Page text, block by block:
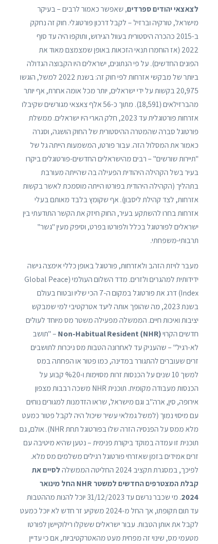
לצאצאי יהודים ספרדים, שאפשר כאמור לרבים – בעיקר
מישראל, טורקיה וברזיל – לקבל דרכון פורטוגלי. חוק זה נחקק
ב-2015 כהכרה היסטורית בעוול הגירוש, ותוקפו היה עד סוף
2022 (אז הוחמרו תנאי הזכאות באופן שמצמצם מאוד את
הפונים החדשים). על פי הנתונים, ישראלים היו הקבוצה הגדולה
ביותר של מבקשי אזרחות לפי חוק זה: בשנת 2022 למשל, הוגשו
20,975 בקשות על ידי ישראלים, יותר מכל אומה אחרת, אף יותר
מהברזילאים (18,591). מתוך כ-56 אלף צאצאי מגורשים שקיבלו
אזרחות פורטוגלית עד 2023, חלק הארי היו ישראלים. ממשלת
פורטוגל סברה שהמטרה ההיסטורית של החוק הושגה, וסגרה
כאמור את המסלול הזה. עבור פורטו, המשמעות הייתה גל של
"תיירות שורשים" – רבים מהישראלים החדשים-פורטוגלים ביקרו
בעיר בשל הקהילה היהודית הפעילה בה שהייתה מעורבת
בתהליך (הקהילה היהודית בפורטו הייתה מוסמכת לאשר בקשות
אזרחות, לצד קהילת ליסבון). אף שקומץ בלבד מאותם בעלי
אזרחות בחרו להשתקע בעיר, החוק חיזק את הקשר התודעתי בין
ישראלים לפורטוגל בכלל ולפורטו בפרט, וסיפק מעין "גשר"
תרבותי-משפחתי.
מעבר לויזת הזהב ולאזרחות, פורטוגל באופן כללי אימצה גישה
ידידותית למהגרים ולזרים. מדד השלום העולמי (Global Peace
Index) דרג את פורטוגל במקום ה-7 הכי שליו ובטוח בעולם
בשנת 2023, מה שהופך אותה ליעד אטרקטיבי למי שמבקש
יציבות ואיכות חיים. הממשלה מפעילה משטר מס מיוחד לעולים
חדשים הקרויNon-Habitual Resident (NHR) – "תושב
לא-רגיל" – שהעניק עד לאחרונה הטבות מס ניכרות לתושבים
זרים שעוברים להתגורר במדינה, כמו פטור או הפחתה במס
למשך 10 שנים על הכנסות זרות מסוימות ו-%20 קבוע על
הכנסות מעבודה מקומית. תוכנית NHR משכה רבבות מצפון
אירופה, סין, ארה"ב וגם מישראל, שראו הזדמנות למגורים נוחים
עם מיסוי נמוך (למשל גמלאי עשיר שיכול היה לקבל פטור כמעט
מלא ממס על הפנסיה הזרה שלו בפורטוגל תחת NHR). אולם, גם
תוכנית זו עמדה במוקד ביקורת פנימית – נטען שהיא מיטיבה עם
זרים אמידים בזמן שאזרחי פורטוגל רגילים משלמים מס מלא.
לפיכך, במסגרת תקציב 2024 החליטה הממשלה
לסיים את
קבלת המצטרפים החדשים למשטר NHR החל מינואר
2024
. מי שכבר נרשם עד 31/12/2023 יוכל להנות מההטבות
עד תום תקופתו, אך החל מ-2024 משקיע זר חדש לא יוכל כמעט
לקבל את אותן הטבות. עבור ישראלים ששקלו רילוקיישן לפורטו
מטעמי מס, שינוי זה מפחית מעט מהאטרקטיביות, אם כי עדיין